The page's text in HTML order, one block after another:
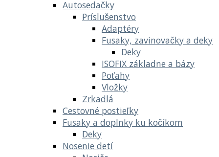
Autosedačky
Príslušenstvo
Adaptéry
Fusaky, zavinovačky a deky
Deky
ISOFIX základne a bázy
Poťahy
Vložky
Zrkadlá
Cestovné postieľky
Fusaky a doplnky ku kočíkom
Deky
Nosenie detí